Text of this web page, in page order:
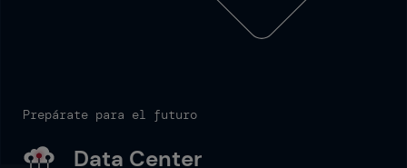
Prepárate para el futuro
Data Center